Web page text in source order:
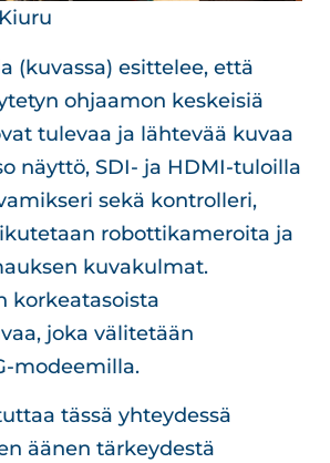
(kuvassa) esittelee, että
ohjaamon keskeisiä
tulevaa ja lähtevää kuvaa
näyttö, SDI- ja HDMI-tuloilla
sekä kontrolleri,
robottikameroita ja
kuvakulmat.
korkeatasoista
joka välitetään
modeemilla.
tässä yhteydessä
äänen tärkeydestä